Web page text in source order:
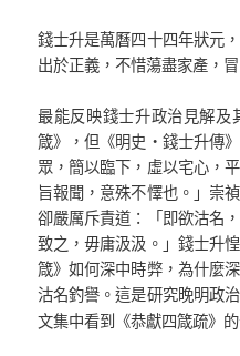
錢士升是萬曆四十四年狀元
出於正義，不惜蕩盡家產，
最能反映錢士升政治見解及
箴》，但《明史‧錢士升傳
眾，簡以臨下，虛以宅心，
旨報聞，意殊不懌也。」崇
卻嚴厲斥責道：「即欲沽名
致之，毋庸汲汲。」錢士升
箴》如何深中時弊，為什麼
沽名釣譽。這是研究晚明政
文集中看到《恭獻四箴疏》的